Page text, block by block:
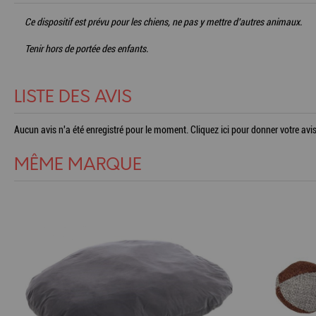
Ce dispositif est prévu pour les chiens, ne pas y mettre d'autres animaux.
Tenir hors de portée des enfants.
LISTE DES AVIS
Aucun avis n'a été enregistré pour le moment.Cliquez ici pour donner votre
MÊME MARQUE